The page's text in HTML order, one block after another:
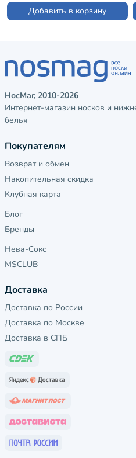
Добавить в корзину
НосМаг, 2010-2026
Интернет-магазин носков и
белья
Покупателям
Возврат и обмен
Накопительная скидка
Клубная карта
Блог
Бренды
Нева-Сокс
MSCLUB
Доставка
Доставка по России
Доставка по Москве
Доставка в СПБ